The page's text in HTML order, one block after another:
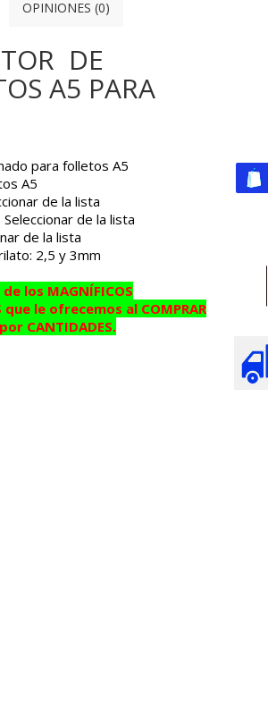
OPINIONES (0)
DE
A5 PARA
para folletos A5
A5
de la lista
de la lista
de la lista
2,5 y 3mm
los MAGNÍFICOS
que le ofrecemos al COMPRAR
CANTIDADES.